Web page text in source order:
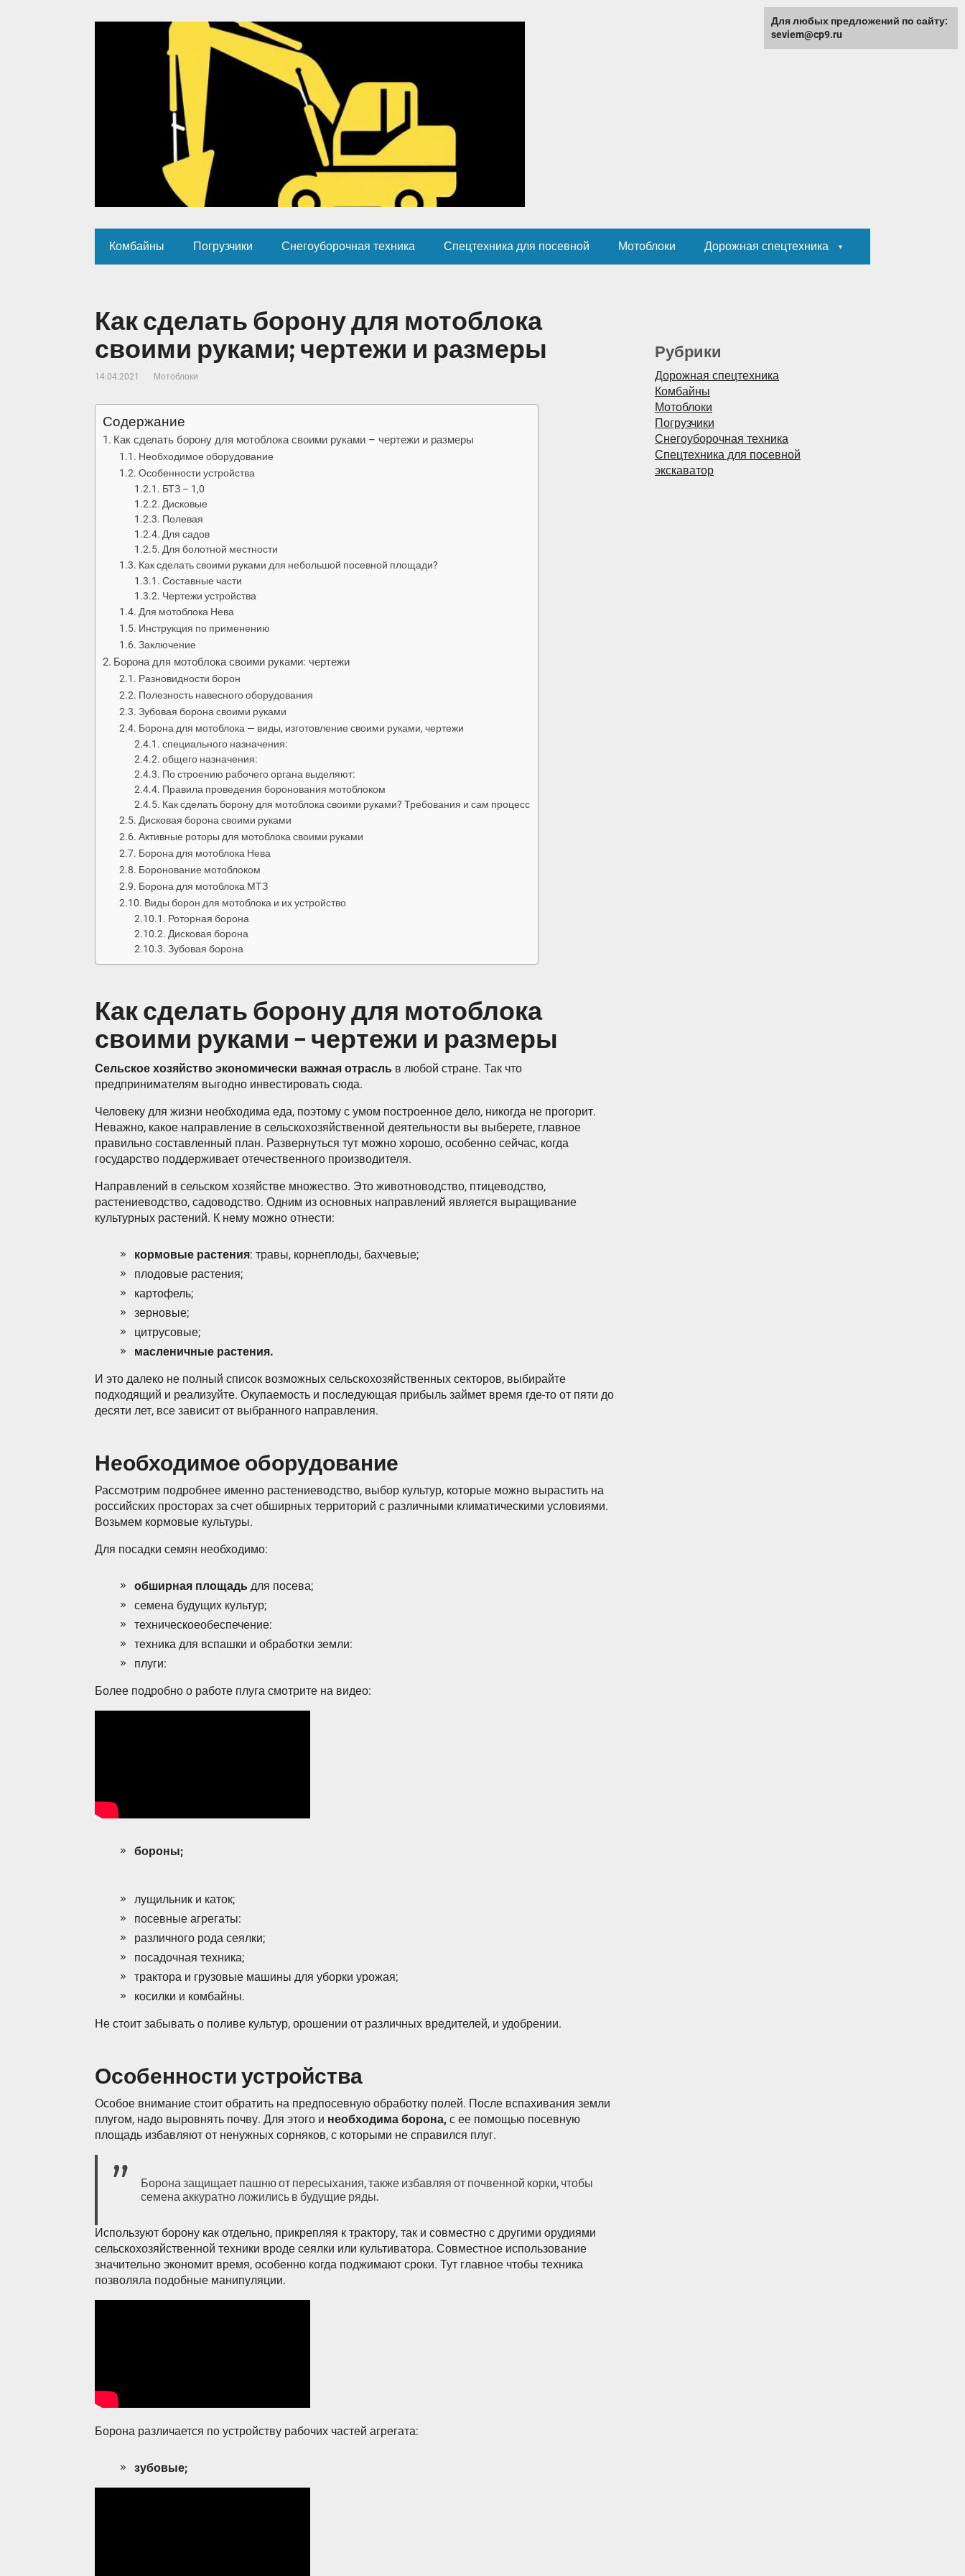
Комбайны Погрузчики Снегоуборочная техника Спецтехника для посевной Мотоблоки Дорожная спецтехника
Как сделать борону для мотоблока
своими руками; чертежи и размеры
14.04.2021 Мотоблоки
Содержание
Как сделать борону для мотоблока своими руками – чертежи и размеры
Необходимое оборудование
Особенности устройства
БТЗ – 1,0
Дисковые
Полевая
Для садов
Для болотной местности
Как сделать своими руками для небольшой посевной площади?
Составные части
Чертежи устройства
Для мотоблока Нева
Инструкция по применению
Заключение
Борона для мотоблока своими руками: чертежи
Разновидности борон
Полезность навесного оборудования
Зубовая борона своими руками
Борона для мотоблока — виды, изготовление своими руками, чертежи
специального назначения:
общего назначения:
По строению рабочего органа выделяют:
Правила проведения боронования мотоблоком
Как сделать борону для мотоблока своими руками? Требования и сам процесс
Дисковая борона своими руками
Активные роторы для мотоблока своими руками
Борона для мотоблока Нева
Боронование мотоблоком
Борона для мотоблока МТЗ
Виды борон для мотоблока и их устройство
Роторная борона
Дисковая борона
Зубовая борона
Как сделать борону для мотоблока
своими руками – чертежи и размеры
Сельское хозяйство экономически важная отрасль в любой стране. Так что
предпринимателям выгодно инвестировать сюда.
Человеку для жизни необходима еда, поэтому с умом построенное дело, никогда не прогорит.
Неважно, какое направление в сельскохозяйственной деятельности вы выберете, главное
правильно составленный план. Развернуться тут можно хорошо, особенно сейчас, когда
государство поддерживает отечественного производителя.
Направлений в сельском хозяйстве множество. Это животноводство, птицеводство,
растениеводство, садоводство. Одним из основных направлений является выращивание
культурных растений. К нему можно отнести:
кормовые растения: травы, корнеплоды, бахчевые;
плодовые растения;
картофель;
зерновые;
цитрусовые;
масленичные растения.
И это далеко не полный список возможных сельскохозяйственных секторов, выбирайте
подходящий и реализуйте. Окупаемость и последующая прибыль займет время где-то от пяти до
десяти лет, все зависит от выбранного направления.
Необходимое оборудование
Рассмотрим подробнее именно растениеводство, выбор культур, которые можно вырастить на
российских просторах за счет обширных территорий с различными климатическими условиями.
Возьмем кормовые культуры.
Для посадки семян необходимо:
обширная площадь для посева;
семена будущих культур;
техническоеобеспечение:
техника для вспашки и обработки земли:
плуги:
Более подробно о работе плуга смотрите на видео:
бороны;
лущильник и каток;
посевные агрегаты:
различного рода сеялки;
посадочная техника;
трактора и грузовые машины для уборки урожая;
косилки и комбайны.
Не стоит забывать о поливе культур, орошении от различных вредителей, и удобрении.
Особенности устройства
Особое внимание стоит обратить на предпосевную обработку полей. После вспахивания земли
плугом, надо выровнять почву. Для этого и необходима борона, с ее помощью посевную
площадь избавляют от ненужных сорняков, с которыми не справился плуг.
Борона защищает пашню от пересыхания, также избавляя от почвенной корки, чтобы
семена аккуратно ложились в будущие ряды.
Используют борону как отдельно, прикрепляя к трактору, так и совместно с другими орудиями
сельскохозяйственной техники вроде сеялки или культиватора. Совместное использование
значительно экономит время, особенно когда поджимают сроки. Тут главное чтобы техника
позволяла подобные манипуляции.
Борона различается по устройству рабочих частей агрегата:
зубовые;
Рубрики
Дорожная спецтехника
Комбайны
Мотоблоки
Погрузчики
Снегоуборочная техника
Спецтехника для посевной
экскаватор
Для любых предложений по сайту:
seviem@cp9.ru